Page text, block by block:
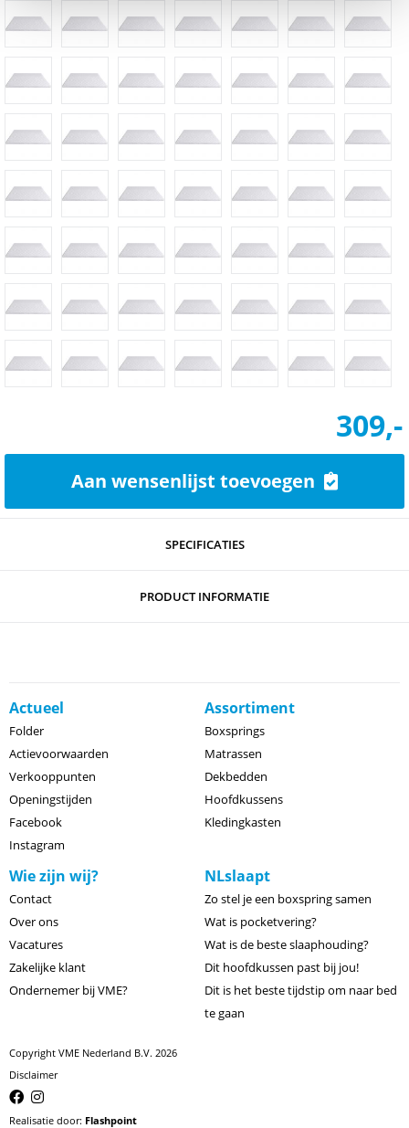
309,-
Aan wensenlijst toevoegen
SPECIFICATIES
PRODUCT INFORMATIE
Actueel
Folder
Actievoorwaarden
Verkooppunten
Openingstijden
Facebook
Instagram
Assortiment
Boxsprings
Matrassen
Dekbedden
Hoofdkussens
Kledingkasten
Wie zijn wij?
Contact
Over ons
Vacatures
Zakelijke klant
Ondernemer bij VME?
NLslaapt
Zo stel je een boxspring samen
Wat is pocketvering?
Wat is de beste slaaphouding?
Dit hoofdkussen past bij jou!
Dit is het beste tijdstip om naar bed
te gaan
Copyright VME Nederland B.V. 2026
Disclaimer
Realisatie door: Flashpoint